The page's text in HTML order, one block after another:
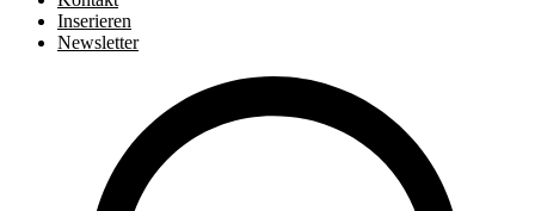
Inserieren
Newsletter